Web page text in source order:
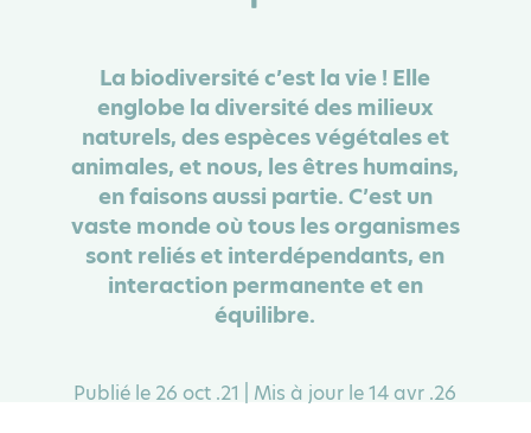
La biodiversité c’est la vie ! Elle
englobe la diversité des milieux
naturels, des espèces végétales et
animales, et nous, les êtres humains,
en faisons aussi partie. C’est un
vaste monde où tous les organismes
sont reliés et interdépendants, en
interaction permanente et en
équilibre.
Publié le 26 oct .21 | Mis à jour le 14 avr .26